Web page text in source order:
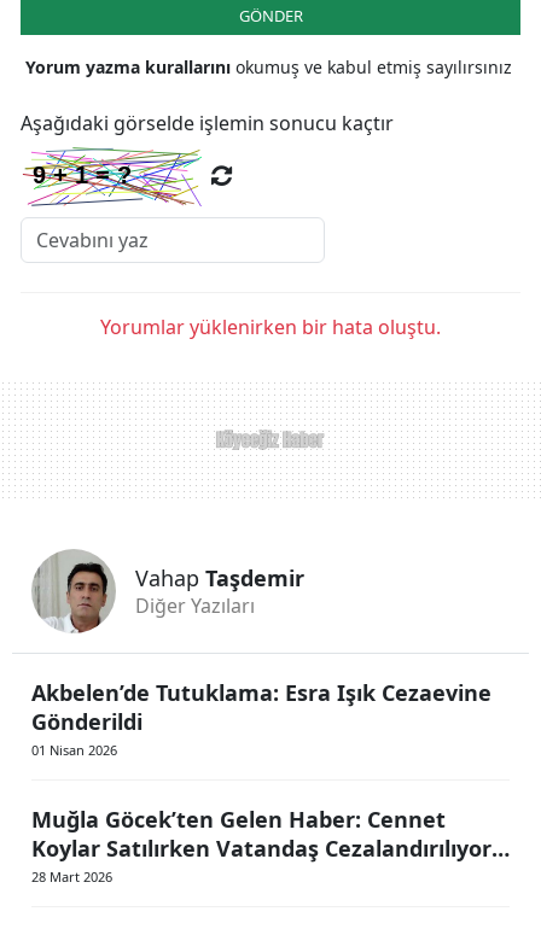
GÖNDER
Yorum yazma kurallarını okumuş ve kabul etmiş sayılırsınız
Aşağıdaki görselde işlemin sonucu kaçtır
Yorumlar yüklenirken bir hata oluştu.
Vahap Taşdemir
Diğer Yazıları
Akbelen’de Tutuklama: Esra Işık Cezaevine
Gönderildi
01 Nisan 2026
Muğla Göcek’ten Gelen Haber: Cennet
Koylar Satılırken Vatandaş Cezalandırılıyor
mu?
28 Mart 2026